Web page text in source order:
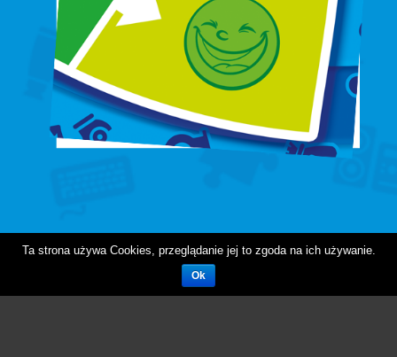
Ta strona używa Cookies, przeglądanie jej to zgoda na ich używanie.
Ok